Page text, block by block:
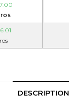
6.01
DESCRIPTION